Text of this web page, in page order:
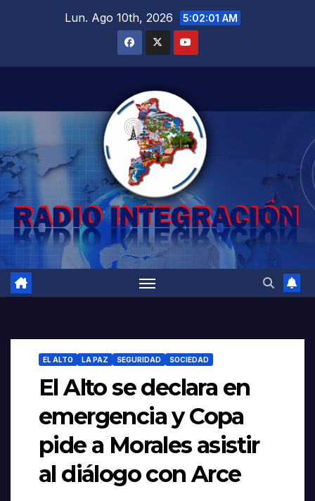
Lun. Ago 10th, 2026 5:02:03 AM
EL ALTO LA PAZ SEGURIDAD SOCIEDAD
El Alto se declara en
emergencia y Copa
pide a Morales asistir
al diálogo con Arce